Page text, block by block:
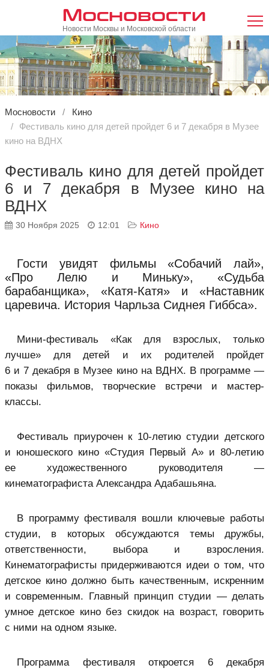
Мосновости
Новости Москвы и Московской области
Мосновости
Кино
Фестиваль кино для детей пройдет 6 и 7 декабря в Музее
кино на ВДНХ
Фестиваль кино для детей пройдет
6 и 7 декабря в Музее кино на
ВДНХ
30 Ноября 2025 12:01 Кино
Гости увидят фильмы «Собачий лай»,
«Про Лелю и Миньку», «Судьба
барабанщика», «Катя‑Катя» и «Наставник
царевича. История Чарльза Сиднея Гиббса».
Мини-фестиваль «Как для взрослых, только
лучше» для детей и их родителей пройдет
6 и 7 декабря в Музее кино на ВДНХ. В программе —
показы фильмов, творческие встречи и мастер-
классы.
Фестиваль приурочен к 10‑летию студии детского
и юношеского кино «Студия Первый А» и 80‑летию
ее художественного руководителя —
кинематографиста Александра Адабашьяна.
В программу фестиваля вошли ключевые работы
студии, в которых обсуждаются темы дружбы,
ответственности, выбора и взросления.
Кинематографисты придерживаются идеи о том, что
детское кино должно быть качественным, искренним
и современным. Главный принцип студии — делать
умное детское кино без скидок на возраст, говорить
с ними на одном языке.
Программа фестиваля откроется 6 декабря